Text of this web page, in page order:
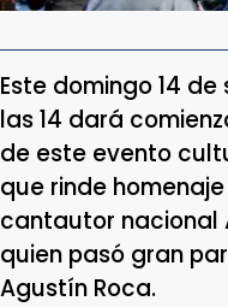
Este domingo 14
las 14 dará
de este evento
que rinde
cantautor nacional
quien pasó gran
Agustín Roca.